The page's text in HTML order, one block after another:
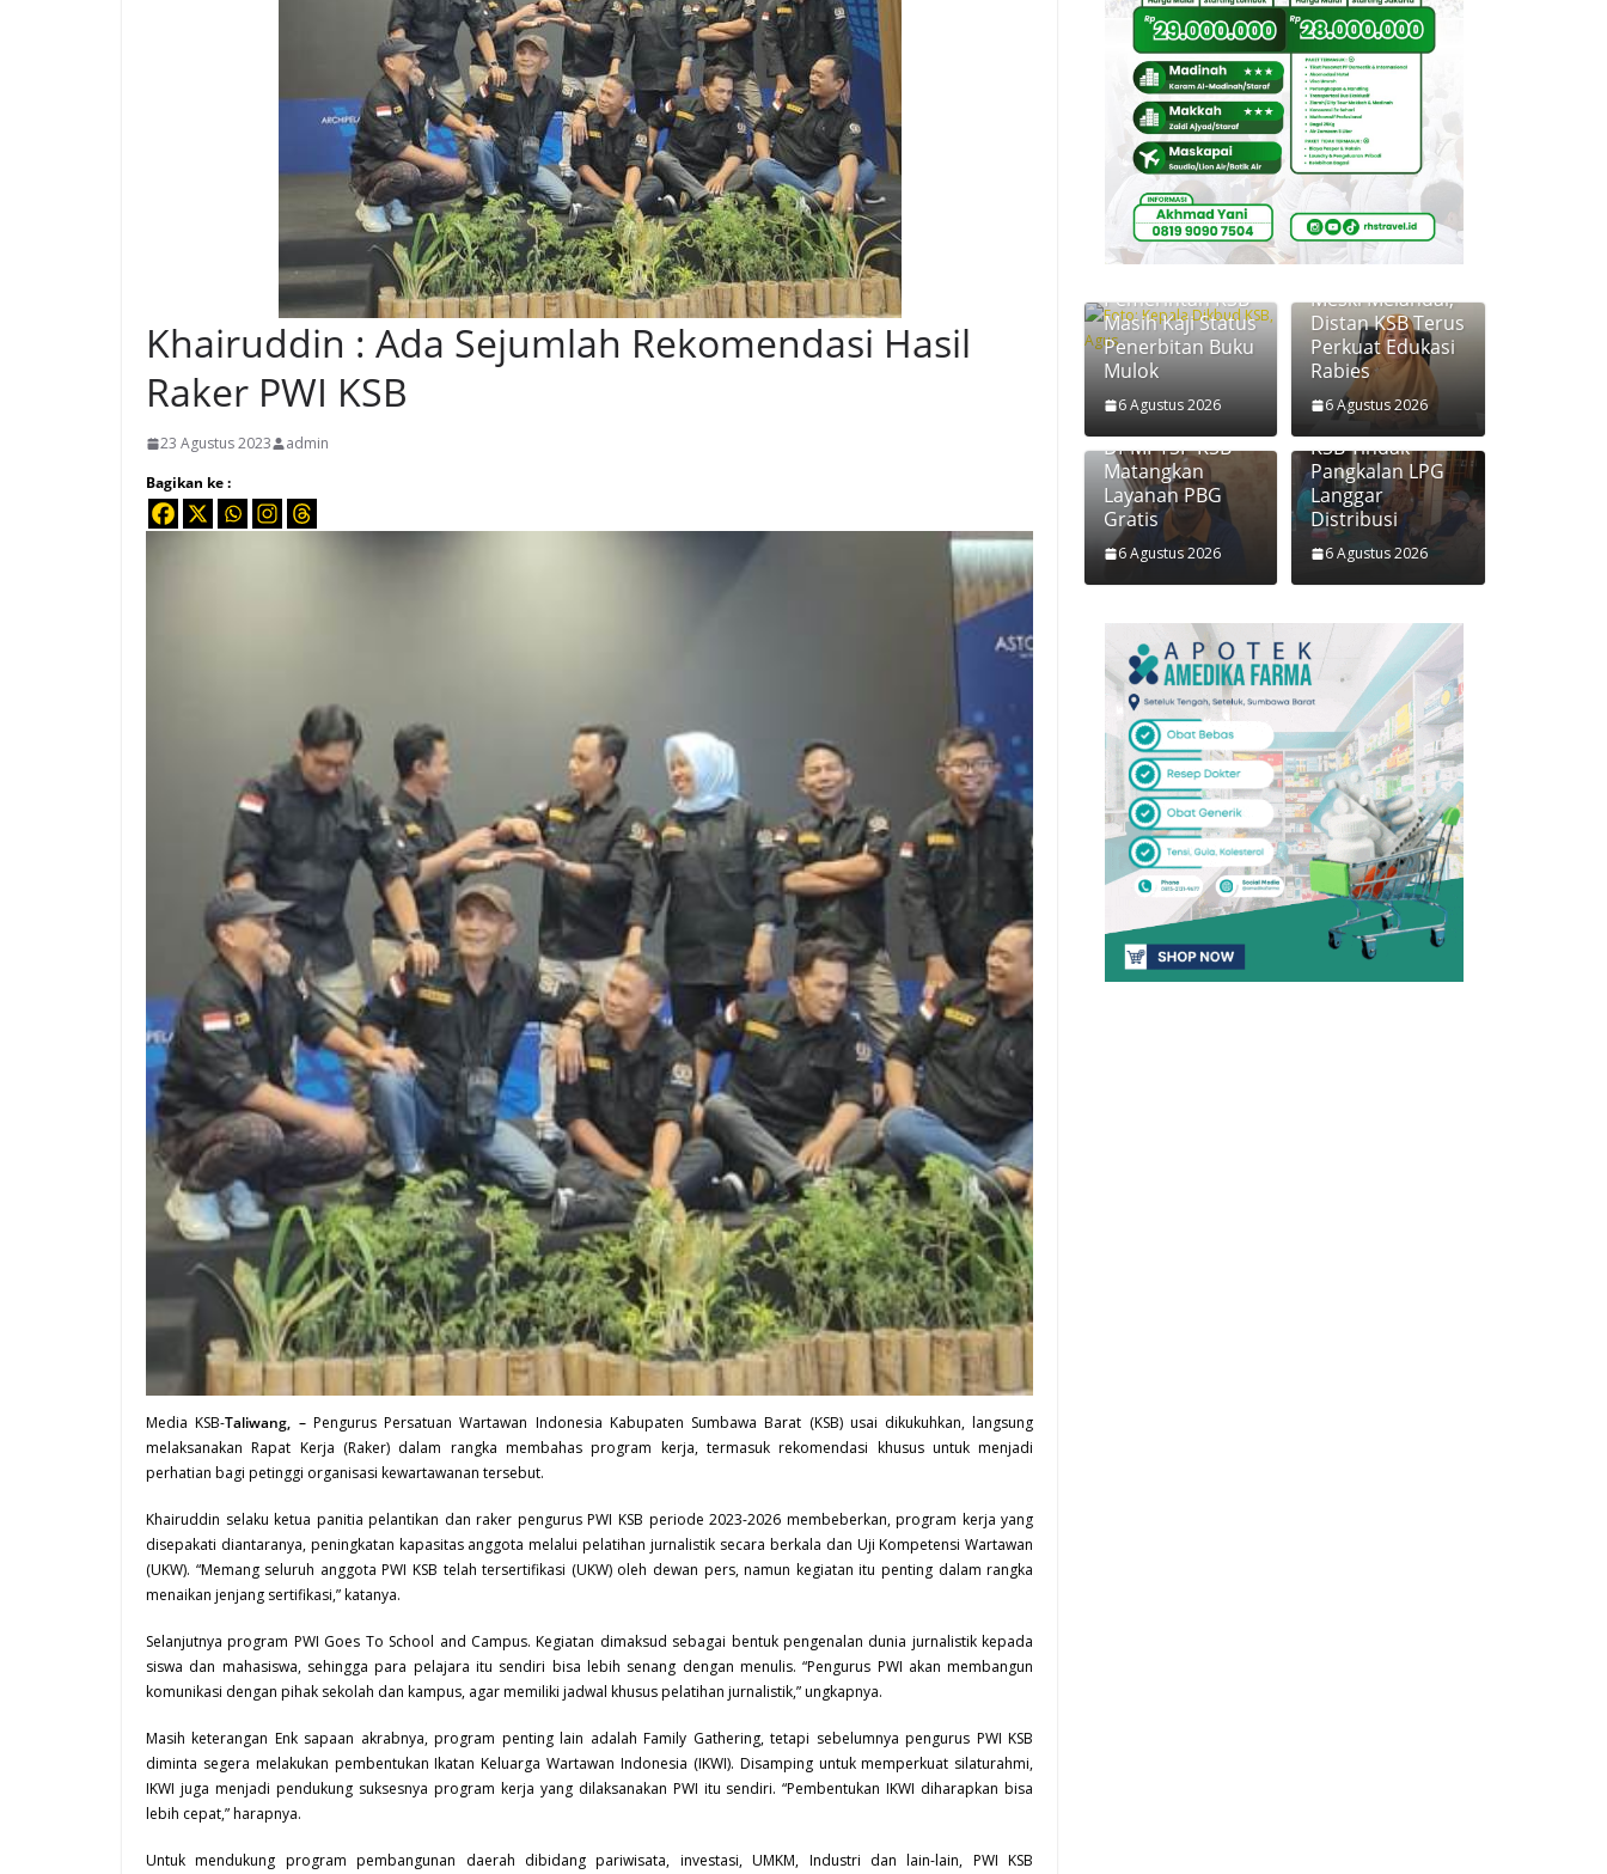
Khairuddin : Ada Sejumlah Rekomendasi Hasil
Raker PWI KSB
23 Agustus 2023
admin
Bagikan ke :
Media KSB-Taliwang, –Pengurus Persatuan Wartawan Indonesia Kabupaten Sumbawa Barat (KSB) usai dikukuhkan, langsung
melaksanakan Rapat Kerja (Raker) dalam rangka membahas program kerja, termasuk rekomendasi khusus untuk menjadi
perhatian bagi petinggi organisasi kewartawanan tersebut.
Khairuddin selaku ketua panitia pelantikan dan raker pengurusPWI KSB periode 2023-2026 membeberkan, program kerja yang
disepakati diantaranya, peningkatan kapasitas anggota melalui pelatihan jurnalistik secara berkala dan Uji Kompetensi Wartawan
(UKW). “Memang seluruh anggota PWI KSB telah tersertifikasi (UKW) oleh dewan pers, namun kegiatan itu penting dalam rangka
menaikan jenjang sertifikasi,” katanya.
Selanjutnya program PWI Goes To School and Campus. Kegiatan dimaksud sebagai bentuk pengenalan dunia jurnalistik kepada
siswa dan mahasiswa, sehingga para pelajara itu sendiri bisa lebih senang dengan menulis. “Pengurus PWI akan membangun
komunikasi dengan pihak sekolah dan kampus, agar memiliki jadwal khusus pelatihan jurnalistik,” ungkapnya.
Masih keterangan Enk sapaan akrabnya, program penting lain adalah Family Gathering, tetapi sebelumnya pengurus PWI KSB
diminta segera melakukan pembentukan Ikatan Keluarga Wartawan Indonesia (IKWI). Disamping untuk memperkuat silaturahmi,
IKWI juga menjadi pendukung suksesnya program kerja yang dilaksanakan PWI itu sendiri. “Pembentukan IKWI diharapkan bisa
lebih cepat,” harapnya.
Untuk mendukung program pembangunan daerah dibidang pariwisata, investasi,UMKM, Industri dan lain-lain, PWI KSB
Pemerintah KSB
Masih Kaji Status
Penerbitan Buku
Mulok
6 Agustus 2026
Meski Melandai,
Distan KSB Terus
Perkuat Edukasi
Rabies
6 Agustus 2026
DPMPTSP KSB
Matangkan
Layanan PBG
Gratis
6 Agustus 2026
Diskoperindag
KSB Tindak
Pangkalan LPG
Langgar
Distribusi
6 Agustus 2026